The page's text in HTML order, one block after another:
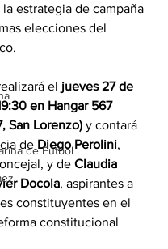
de Fútbol
estrategia de campaña
elecciones del
el jueves 27 de
en Hangar 567
San Lorenzo) y contará
de Diego Perolini,
y de Claudia
Docola, aspirantes a
constituyentes en el
constitucional